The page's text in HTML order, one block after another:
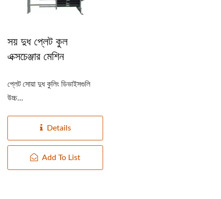
সয় দুধ প্লেট কুল
এক্সচেঞ্জার মেশিন
প্লেট সোয়া দুধ কুলিং ডিভাইসগুলি
উচ্চ...
Details
Add To List